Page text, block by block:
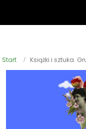
Start Książki i sztuka.